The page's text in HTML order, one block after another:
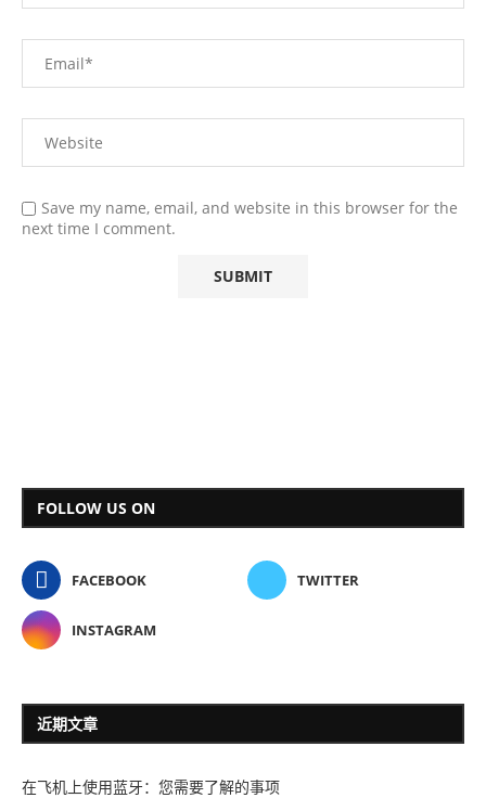
Save my name, email, and website in this browser for the
next time I comment.
FOLLOW US ON
FACEBOOK TWITTER
INSTAGRAM
近期文章
在飞机上使用蓝牙：您需要了解的事项